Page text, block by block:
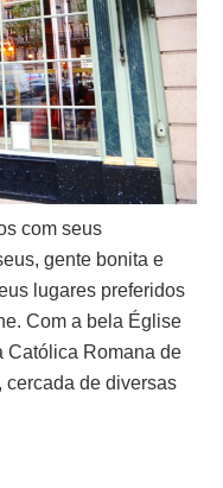
com seus
gente bonita e
lugares preferidos
Com a bela Église
Católica Romana de
cercada de diversas